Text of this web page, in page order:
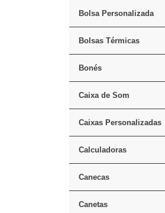
Bolsa Personalizada
Bolsas Térmicas
Bonés
Caixa de Som
Caixas Personalizadas
Calculadoras
Canecas
Canetas